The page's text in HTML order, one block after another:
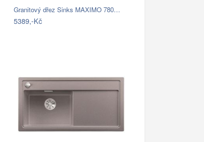
Granitový dřez Sinks MAXIMO 780…
5389,-Kč